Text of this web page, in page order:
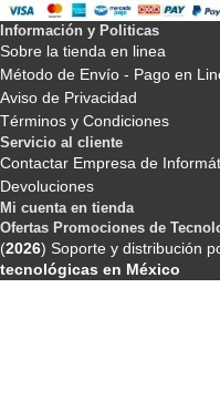
Información y Politicas
Sobre la tienda en linea
Método de Envío - Pago en
Aviso de Privacidad
Términos y Condiciones
Servicio al cliente
Contactar Empresa de
Devoluciones
Mi cuenta en tienda
Ofertas Promociones de
(2026) Soporte y distribución
tecnológicas en México